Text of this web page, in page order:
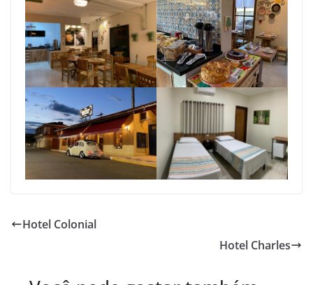
Hotel Colonial
Hotel Charles